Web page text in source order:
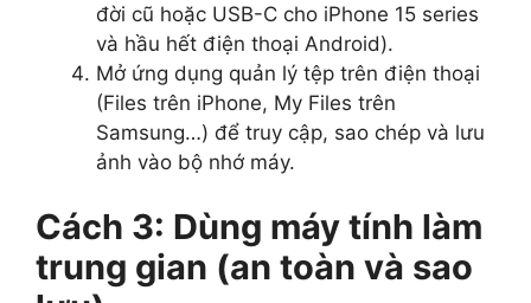
đời cũ hoặc USB-C cho iPhone 15 series
và hầu hết điện thoại Android).
Mở ứng dụng quản lý tệp trên điện thoại
(Files trên iPhone, My Files trên
Samsung…) để truy cập, sao chép và lưu
ảnh vào bộ nhớ máy.
Cách 3: Dùng máy tính làm
trung gian (an toàn và sao